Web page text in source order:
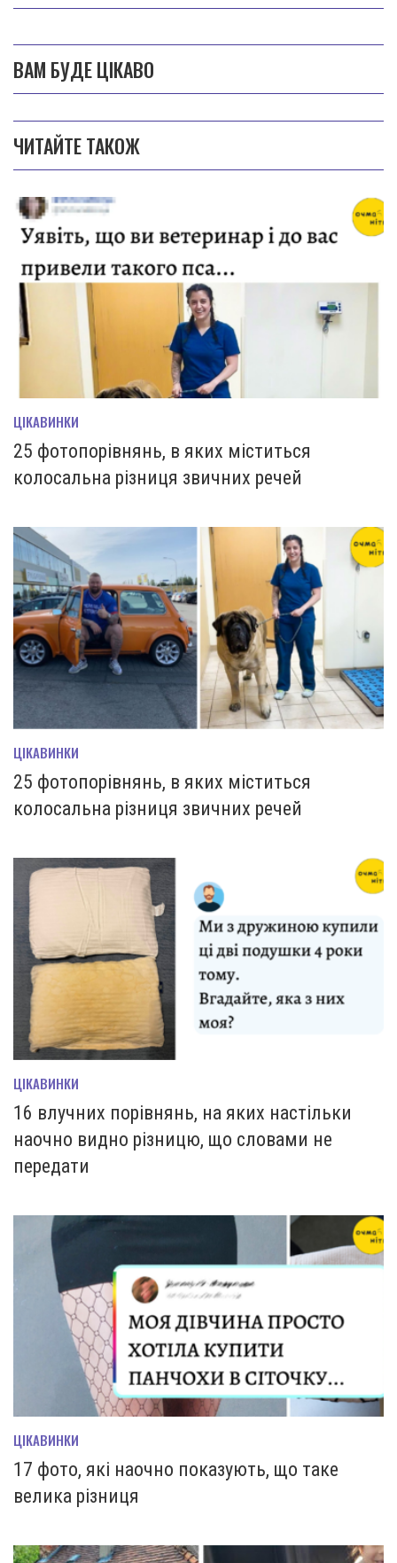
ВАМ БУДЕ ЦІКАВО
ЧИТАЙТЕ ТАКОЖ
ЦІКАВИНКИ
25 фотопорівнянь, в яких міститься
колосальна різниця звичних речей
ЦІКАВИНКИ
25 фотопорівнянь, в яких міститься
колосальна різниця звичних речей
ЦІКАВИНКИ
16 влучних порівнянь, на яких настільки
наочно видно різницю, що словами не
передати
ЦІКАВИНКИ
17 фото, які наочно показують, що таке
велика різниця